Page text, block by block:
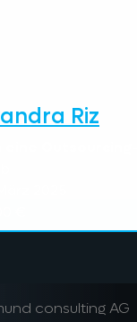
Riz
€
consulting AG